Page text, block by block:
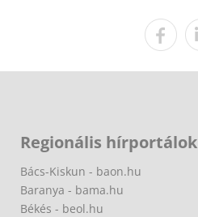
Regionális hírportálok
Bács-Kiskun - baon.hu
Baranya - bama.hu
Békés - beol.hu